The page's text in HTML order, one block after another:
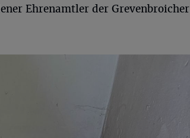
Ehrenamtler der Grevenbroicher